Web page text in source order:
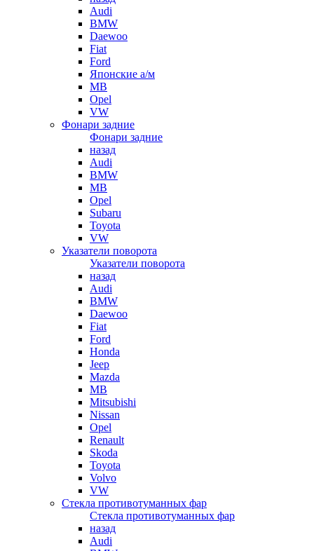
Audi
BMW
Daewoo
Fiat
Ford
Японские а/м
MB
Opel
VW
Фонари задние
Фонари задние
назад
Audi
BMW
MB
Opel
Subaru
Toyota
VW
Указатели поворота
Указатели поворота
назад
Audi
BMW
Daewoo
Fiat
Ford
Honda
Jeep
Mazda
MB
Mitsubishi
Nissan
Opel
Renault
Skoda
Toyota
Volvo
VW
Стекла противотуманных фар
Стекла противотуманных фар
назад
Audi